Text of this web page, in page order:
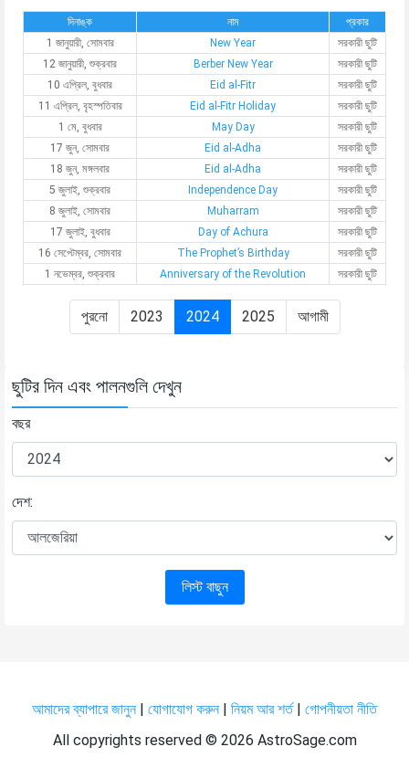
দিনাঙ্ক নাম
প্রকার
1 জানুয়ারী, সোমবার
New Year
সরকারী ছুটি
12 জানুয়ারী, শুক্রবার
Berber New Year
সরকারী ছুটি
10 এপ্রিল, বুধবার
Eid al-Fitr
সরকারী ছুটি
11 এপ্রিল, বৃহস্পতিবার
Eid al-Fitr Holiday
সরকারী ছুটি
1 মে, বুধবার
May Day
সরকারী ছুটি
17 জুন, সোমবার
Eid al-Adha
সরকারী ছুটি
18 জুন, মঙ্গলবার
Eid al-Adha
সরকারী ছুটি
5 জুলাই, শুক্রবার
Independence Day
সরকারী ছুটি
8 জুলাই, সোমবার
Muharram
সরকারী ছুটি
17 জুলাই, বুধবার
Day of Achura
সরকারী ছুটি
16 সেপ্টেম্বর, সোমবার
The Prophet’s Birthday
সরকারী ছুটি
1 নভেম্বর, শুক্রবার
Anniversary of the Revolution সরকারী ছুটি
পুরনো 2023 2024 2025 আগামী
ছুটির দিন এবং পালনগুলি দেখুন
বছর
দেশ:
লিস্ট বাছুন
আমাদের ব্যাপারে জানুন | যোগাযোগ করুন | নিয়ম আর শর্ত| গোপনীয়তা নীতি
All copyrights reserved © 2026 AstroSage.com